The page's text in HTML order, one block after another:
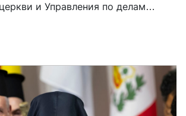
и Управления по делам
Украине. Так,
Волоколамский Антоний (Севрюк)
упомянул тему религиозной
которую затем продолжил